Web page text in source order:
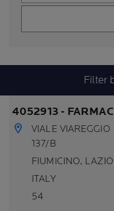
Filter
4052913 -
VIALE VIAREGGIO
137/B
FIUMICINO, LAZIO
ITALY
54